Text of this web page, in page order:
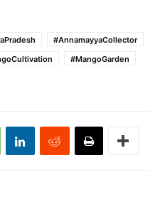
#AnnamayyaCollector
#MangoGarden